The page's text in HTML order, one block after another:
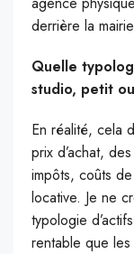
derrière la
Quelle
studio, petit
En réalité, cela
prix d’achat,
impôts, coûts
locative. Je ne
typologie
rentable que les